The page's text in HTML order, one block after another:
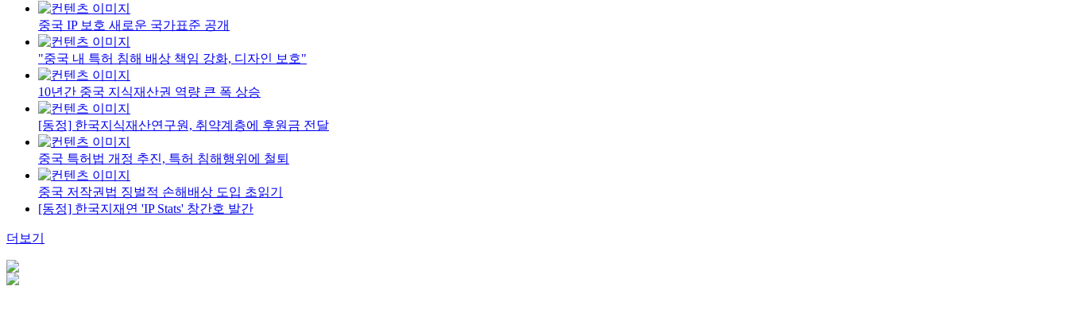
중국 IP 보호 새로운 국가표준 공개
"중국 내 특허 침해 배상 책임 강화, 디자인 보호"
10년간 중국 지식재산권 역량 큰 폭 상승
[동정] 한국지식재산연구원, 취약계층에 후원금 전달
중국 특허법 개정 추진, 특허 침해행위에 철퇴
중국 저작권법 징벌적 손해배상 도입 초읽기
[동정] 한국지재연 'IP Stats' 창간호 발간
더보기